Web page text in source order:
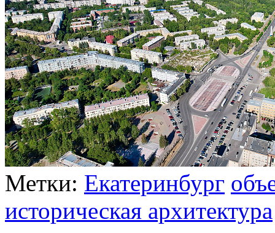
Метки: Екатеринбург
историческая архитектура